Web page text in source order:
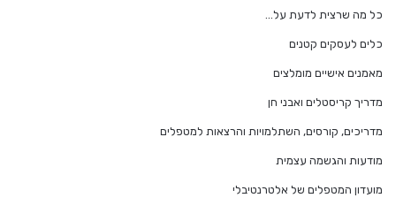
כל מה שרצית לדעת על…
כלים לעסקים קטנים
מאמנים אישיים מומלצים
מדריך קריסטלים ואבני חן
מדריכים, קורסים, השתלמויות והרצאות למטפלים
מודעות והגשמה עצמית
מועדון המטפלים של אלטרנטיבלי